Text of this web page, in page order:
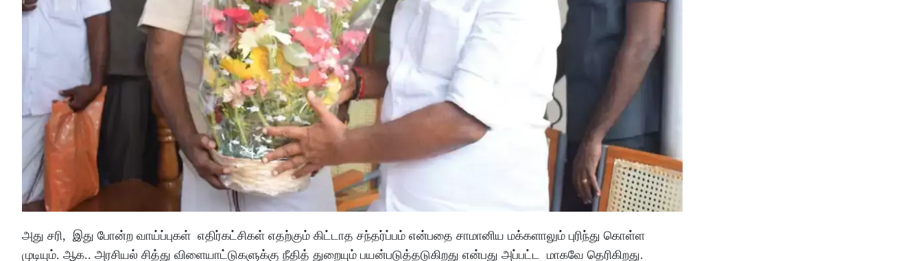
அது சரி, இது போன்ற வாய்ப்புகள் எதிர்கட்சிகள் எதற்கும் கிட்டாத சந்தர்ப்பம் என்பதை சாமானிய மக்களாலும் புரிந்து கொள்ள
முடியும். ஆக.. அரசியல் சித்து விளையாட்டுகளுக்கு நீதித் துறையும் பயன்படுத்தடுகிறது என்பது அப்பட்ட மாகவே தெரிகிறது.